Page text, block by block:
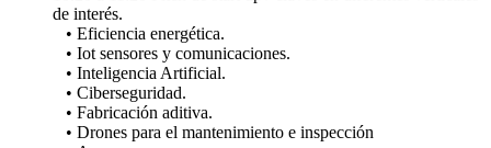
de interés.
• Eficiencia energética.
• Iot sensores y comunicaciones.
• Inteligencia Artificial.
• Ciberseguridad.
• Fabricación aditiva.
• Drones para el mantenimiento e inspección